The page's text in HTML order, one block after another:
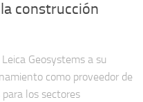
construcción
Geosystems a su
como proveedor de
los sectores